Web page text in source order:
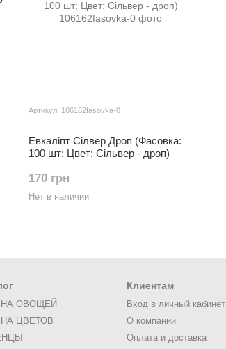
Артикул: 106162fasovka-0
Евкаліпт Сілвер Дроп (Фасовка:
100 шт; Цвет: Сільвер - дроп)
170 грн
Нет в наличии
ОВОЩЕЙ
ЦВЕТОВ
Клиентам
Вход в личный кабинет
О компании
Оплата и доставка